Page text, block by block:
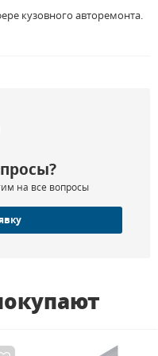
кузовного авторемонта.
на все вопросы